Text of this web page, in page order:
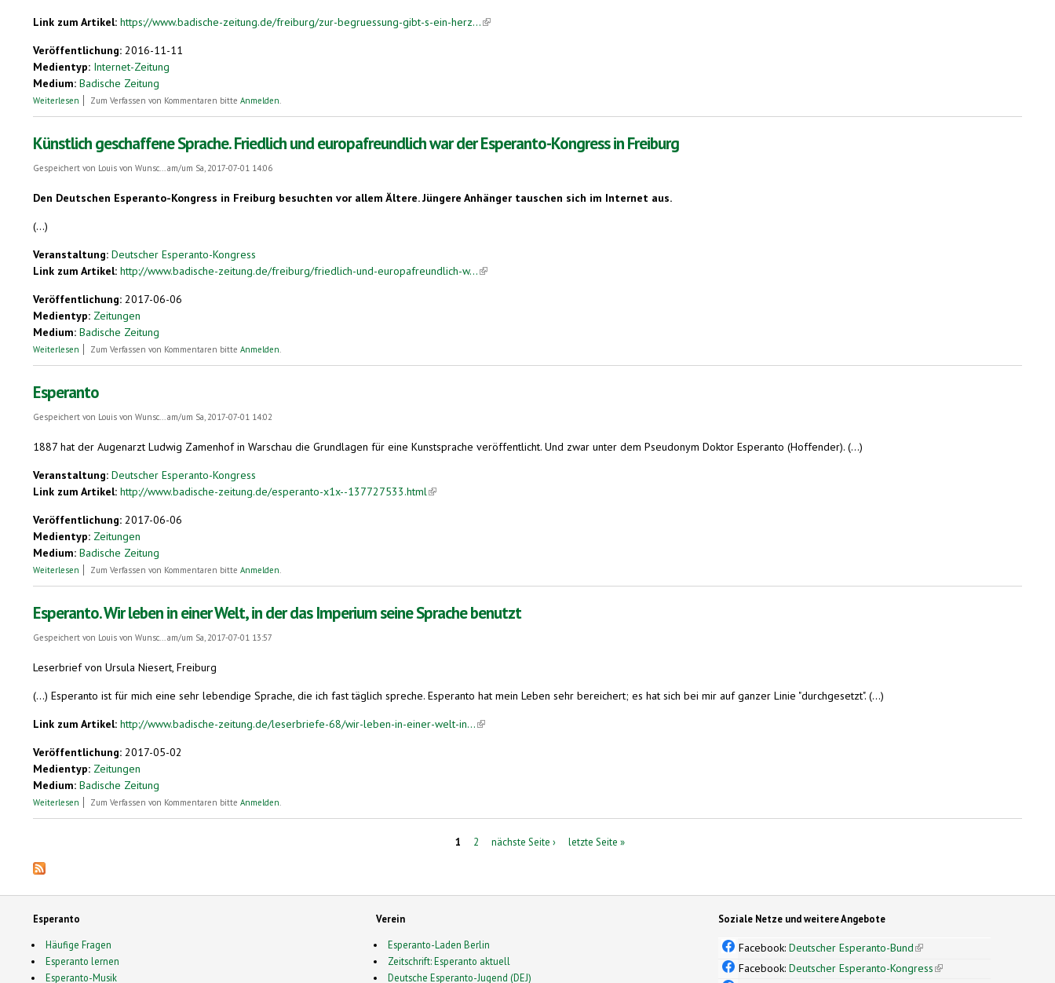
Link zum Artikel: https://www.badische-zeitung.de/freiburg/zur-begruessung-gibt-s-ein-herz...(link is external)
Veröffentlichung: 2016-11-11
Medientyp: Internet-Zeitung
Medium: Badische Zeitung
Weiterlesen über Zur Begrüßung gibt’s ein herzliches „Saluton!“
Zum Verfassen von Kommentaren bitte Anmelden.
Künstlich geschaffene Sprache. Friedlich und europafreundlich war der Esperanto-Kongress in Freiburg
Gespeichert von Louis von Wunsc...am/um Sa, 2017-07-01 14:06
Den Deutschen Esperanto-Kongress in Freiburg besuchten vor allem Ältere. Jüngere Anhänger tauschen sich im Internet aus.
(...)
Veranstaltung: Deutscher Esperanto-Kongress
Link zum Artikel: http://www.badische-zeitung.de/freiburg/friedlich-und-europafreundlich-w...(link is external)
Veröffentlichung: 2017-06-06
Medientyp: Zeitungen
Medium: Badische Zeitung
Weiterlesen über Künstlich geschaffene Sprache. Friedlich und europafreundlich war der Esperanto-Kongress in Freiburg
Zum Verfassen von Kommentaren bitte Anmelden.
Esperanto
Gespeichert von Louis von Wunsc...am/um Sa, 2017-07-01 14:02
1887 hat der Augenarzt Ludwig Zamenhof in Warschau die Grundlagen für eine Kunstsprache veröffentlicht. Und zwar unter dem Pseudonym Doktor Esperanto (Hoffender). (...)
Veranstaltung: Deutscher Esperanto-Kongress
Link zum Artikel: http://www.badische-zeitung.de/esperanto-x1x--137727533.html(link is external)
Veröffentlichung: 2017-06-06
Medientyp: Zeitungen
Medium: Badische Zeitung
Weiterlesen über Esperanto
Zum Verfassen von Kommentaren bitte Anmelden.
Esperanto. Wir leben in einer Welt, in der das Imperium seine Sprache benutzt
Gespeichert von Louis von Wunsc...am/um Sa, 2017-07-01 13:57
Leserbrief von Ursula Niesert, Freiburg
(...) Esperanto ist für mich eine sehr lebendige Sprache, die ich fast täglich spreche. Esperanto hat mein Leben sehr bereichert; es hat sich bei mir auf ganzer Linie "durchgesetzt". (...)
Link zum Artikel: http://www.badische-zeitung.de/leserbriefe-68/wir-leben-in-einer-welt-in...(link is external)
Veröffentlichung: 2017-05-02
Medientyp: Zeitungen
Medium: Badische Zeitung
Weiterlesen über Esperanto. Wir leben in einer Welt, in der das Imperium seine Sprache benutzt
Zum Verfassen von Kommentaren bitte Anmelden.
1 2 nächste Seite › letzte Seite »
Esperanto
Häufige Fragen
Esperanto lernen
Esperanto-Musik
Verein
Esperanto-Laden Berlin
Zeitschrift: Esperanto aktuell
Deutsche Esperanto-Jugend (DEJ)
Soziale Netze und weitere Angebote
Facebook:Deutscher Esperanto-Bund(link is external)
Facebook:Deutscher Esperanto-Kongress(link is external)